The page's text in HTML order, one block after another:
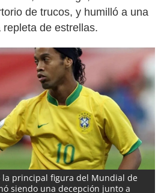
de trucos, y humilló a una
de estrellas.
la principal figura del Mundial de
siendo una decepción junto a